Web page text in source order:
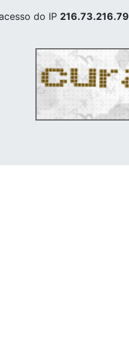
do IP 216.73.216.79